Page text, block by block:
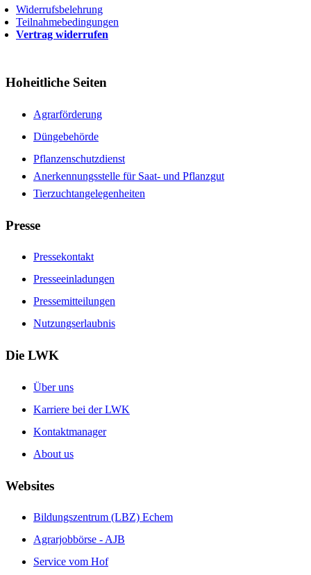
Widerrufsbelehrung
Teilnahmebedingungen
Vertrag widerrufen
Hoheitliche Seiten
Agrarförderung
Düngebehörde
Pflanzenschutzdienst
Anerkennungsstelle für Saat- und Pflanzgut
Tierzuchtangelegenheiten
Presse
Pressekontakt
Presseeinladungen
Pressemitteilungen
Nutzungserlaubnis
Die LWK
Über uns
Karriere bei der LWK
Kontaktmanager
About us
Websites
Bildungszentrum (LBZ) Echem
Agrarjobbörse - AJB
Service vom Hof